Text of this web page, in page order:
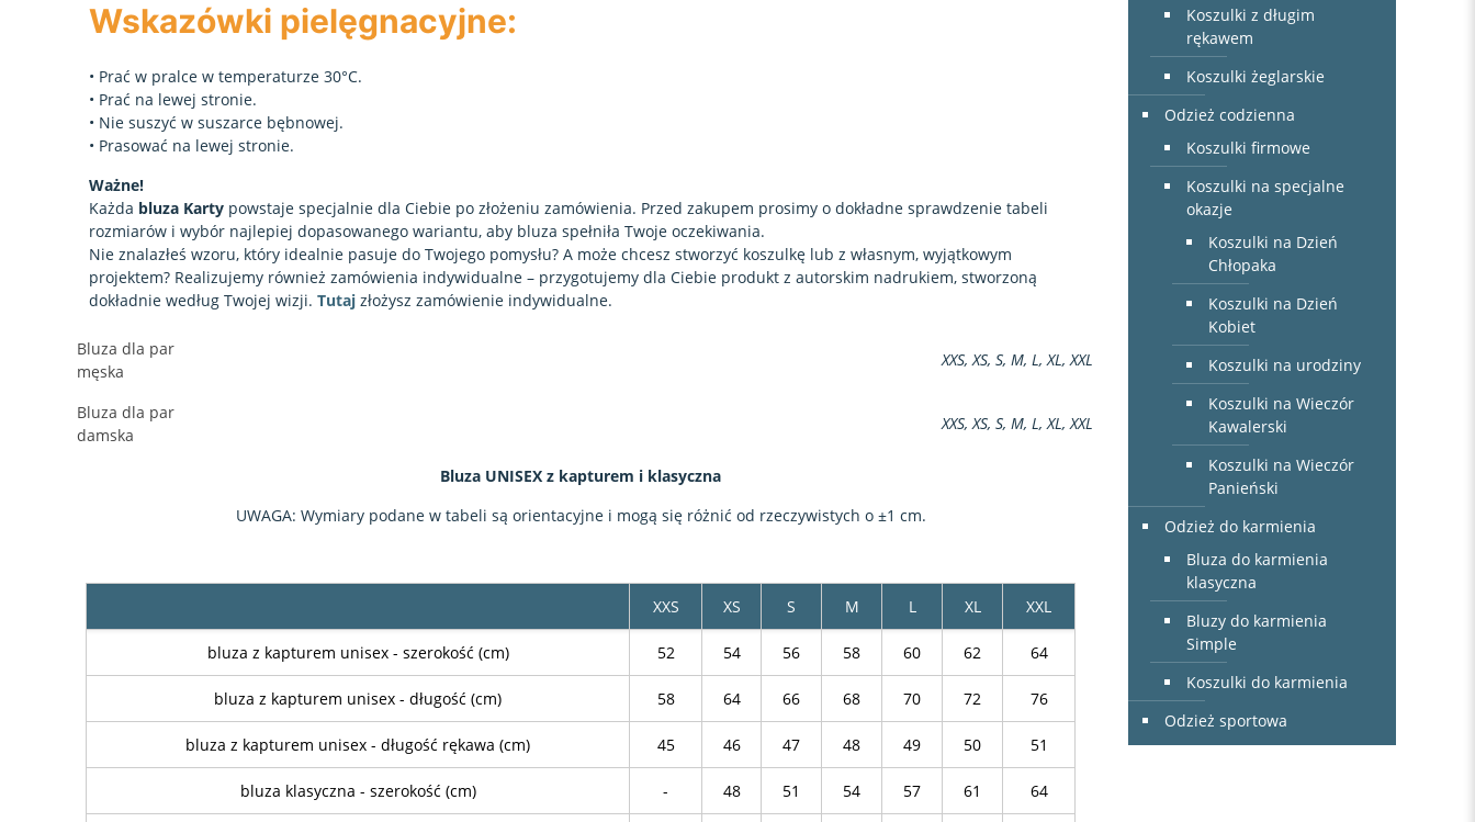
Wskazówki pielęgnacyjne:
• Prać w pralce w temperaturze 30°C.
• Prać na lewej stronie.
• Nie suszyć w suszarce bębnowej.
• Prasować na lewej stronie.
Ważne!
Każda bluza Karty powstaje specjalnie dla Ciebie po złożeniu zamówienia. Przed zakupem prosimy o dokładne sprawdzenie tabeli
rozmiarów i wybór najlepiej dopasowanego wariantu, aby bluza spełniła Twoje oczekiwania.
Nie znalazłeś wzoru, który idealnie pasuje do Twojego pomysłu? A może chcesz stworzyć koszulkę lub z własnym, wyjątkowym
projektem? Realizujemy również zamówienia indywidualne – przygotujemy dla Ciebie produkt z autorskim nadrukiem, stworzoną
dokładnie według Twojej wizji.Tutaj złożysz zamówienie indywidualne.
Bluza dla par
męska
XXS, XS, S, M, L, XL, XXL
Bluza dla par
damska
XXS, XS, S, M, L, XL, XXL
Bluza UNISEX z kapturem i klasyczna
UWAGA: Wymiary podane w tabeli są orientacyjne i mogą się różnić od rzeczywistych o ±1 cm.
XXS XS S M L XL XXL
bluza z kapturem unisex - szerokość (cm) 52 54 56 58 60 62 64
bluza z kapturem unisex - długość (cm) 58 64 66 68 70 72 76
bluza z kapturem unisex - długość rękawa (cm) 45 46 47 48 49 50 51
bluza klasyczna - szerokość (cm) - 48 51 54 57 61 64
Koszulki z długim
rękawem
Koszulki żeglarskie
Odzież codzienna
Koszulki firmowe
Koszulki na specjalne
okazje
Koszulki na Dzień
Chłopaka
Koszulki na Dzień
Kobiet
Koszulki na urodziny
Koszulki na Wieczór
Kawalerski
Koszulki na Wieczór
Panieński
Odzież do karmienia
Bluza do karmienia
klasyczna
Bluzy do karmienia
Simple
Koszulki do karmienia
Odzież sportowa